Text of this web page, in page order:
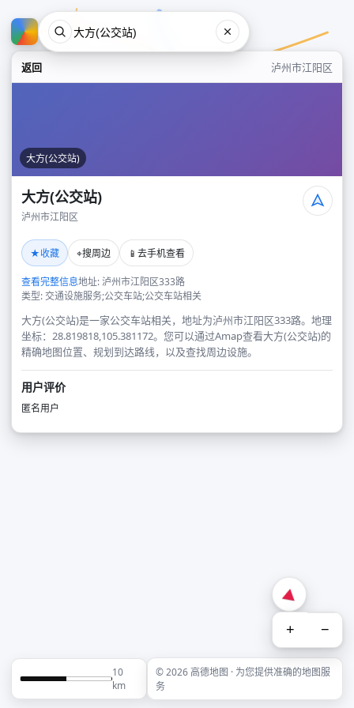
返回 泸州市江阳区
大方(公交站)
大方(公交站)
泸州市江阳区
★收藏 ⌖搜周边 📱 去手机查看
查看完整信息地址: 泸州市江阳区333路
类型: 交通设施服务;公交车站;公交车站相关
大方(公交站)是一家公交车站相关，地址为泸州市江阳区333路。地理
坐标：28.819818,105.381172。您可以通过Amap查看大方(公交站)的
精确地图位置、规划到达路线，以及查找周边设施。
用户评价
匿名用户
+ −
10
km
© 2026 高德地图 · 为您提供准确的地图服
务